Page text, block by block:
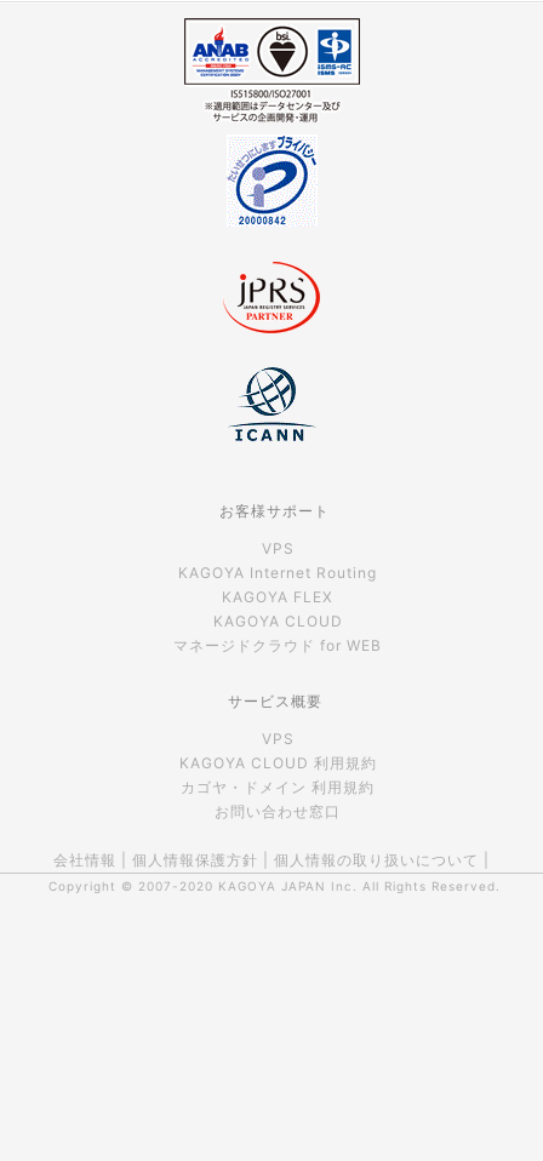
お客様サポート
VPS
KAGOYA Internet Routing
KAGOYA FLEX
KAGOYA CLOUD
マネージドクラウド for WEB
サービス概要
VPS
KAGOYA CLOUD 利用規約
カゴヤ・ドメイン 利用規約
お問い合わせ窓口
会社情報 個人情報保護方針 個人情報の取り扱いについて
Copyright © 2007-2020 KAGOYA JAPAN Inc. All Rights Reserved.